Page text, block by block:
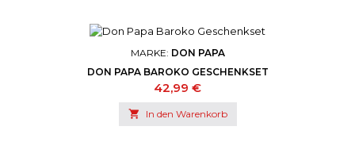
MARKE: DON PAPA
DON PAPA BAROKO GESCHENKSET
Preis
42,99 €
 In den Warenkorb